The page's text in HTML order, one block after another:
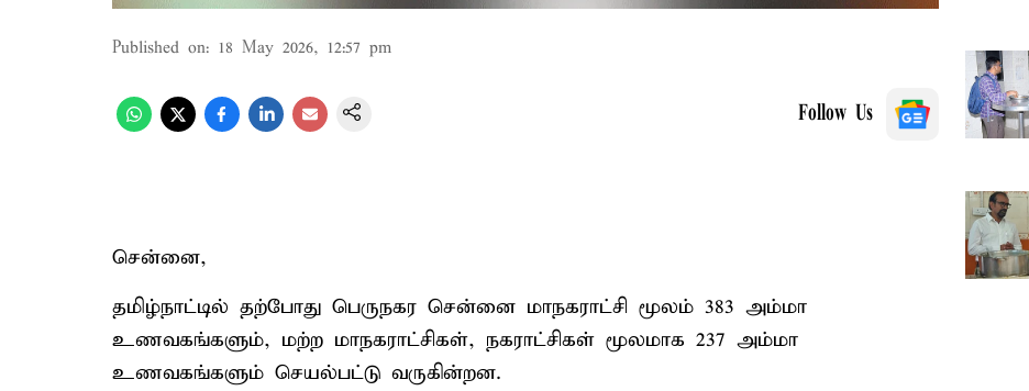
Published on: 18 May 2026, 12:57 pm
Follow Us
சென்னை,
தமிழ்நாட்டில் தற்போது பெருநகர சென்னை மாநகராட்சி மூலம் 383 அம்மா
உணவகங்களும், மற்ற மாநகராட்சிகள், நகராட்சிகள் மூலமாக 237 அம்மா
உணவகங்களும் செயல்பட்டு வருகின்றன.